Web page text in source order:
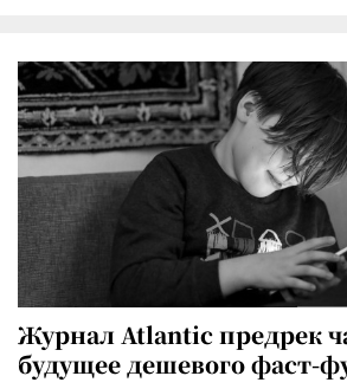
Журнал Atlantic предрек
будущее дешевого фаст-